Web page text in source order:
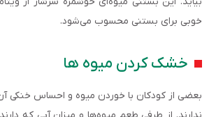
خوبی برای بستنی محسوب می‌شود.
خشک کردن میوه ها
بعضی از کودکان با خوردن میوه و احساس خنکی